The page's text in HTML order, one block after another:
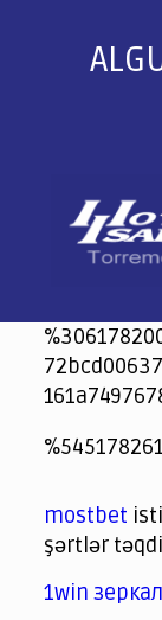
jeetcity
1xbet
jeet city
spintiger
Avabet
Spinrise
Crown
슈가 러쉬
crazy time
winorio
winorio
winorio
mostbet
şərtlər
1win